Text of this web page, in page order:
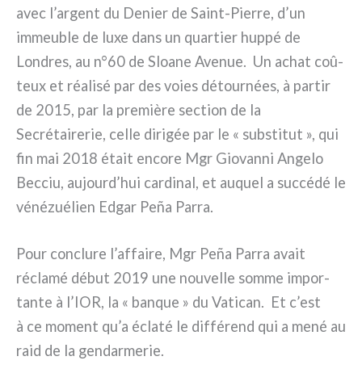
avec l’argent du Denier de Saint-Pierre, d’un
immeu­ble de luxe dans un quar­tier hup­pé de
Londres, au n°60 de Sloane Avenue. Un achat coû­
teux et réa­li­sé par des voies détour­nées, à par­tir
de 2015, par la pre­miè­re sec­tion de la
Secrétairerie, cel­le diri­gée par le « sub­sti­tut », qui
fin mai 2018 était enco­re Mgr Giovanni Angelo
Becciu, aujourd’hui car­di­nal, et auquel a suc­cé­dé le
véné­zué­lien Edgar Peña Parra.
Pour con­clu­re l’affaire, Mgr Peña Parra avait
récla­mé début 2019 une nou­vel­le som­me impor­
tan­te à l’IOR, la « ban­que » du Vatican. Et c’est
à ce moment qu’a écla­té le dif­fé­rend qui a mené au
raid de la gen­dar­me­rie.